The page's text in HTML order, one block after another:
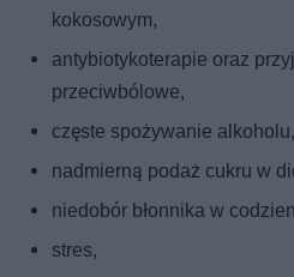
kokosowym,
antybiotykoterapie oraz
przeciwbólowe,
częste spożywanie alkoholu,
nadmierną podaż cukru w
niedobór błonnika w
stres,